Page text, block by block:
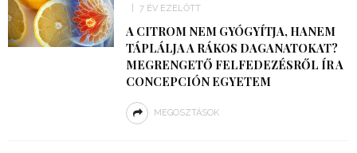
7 ÉV EZELŐTT
A CITROM NEM GYÓGYÍTJA, HANEM
TÁPLÁLJA A RÁKOS DAGANATOKAT?
MEGRENGETŐ FELFEDEZÉSRŐL ÍR A
CONCEPCIÓN EGYETEM
MEGOSZTÁSOK